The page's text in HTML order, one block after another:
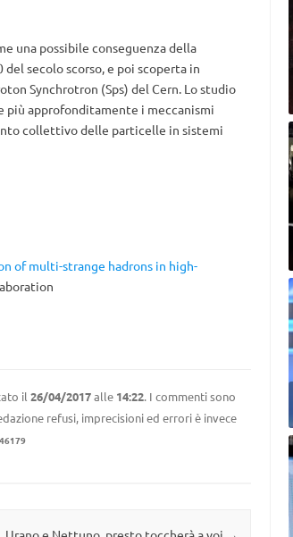
una possibile conseguenza della
secolo scorso, e poi scoperta in
Synchrotron (Sps) del Cern. Lo studio
più approfonditamente i meccanismi
collettivo delle particelle in sistemi
of multi-strange hadrons in high-
il 26/04/2017alle 14:22. I commenti sono
refusi, imprecisioni ed errori è invece